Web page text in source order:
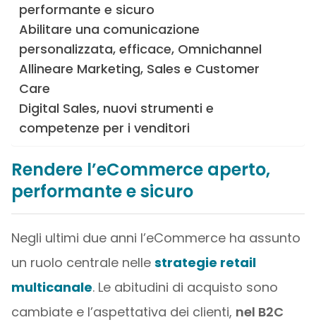
performante e sicuro
Abilitare una comunicazione
personalizzata, efficace, Omnichannel
Allineare Marketing, Sales e Customer
Care
Digital Sales, nuovi strumenti e
competenze per i venditori
Rendere l’eCommerce aperto,
performante e sicuro
Negli ultimi due anni l’eCommerce ha assunto
un ruolo centrale nelle strategie retail
multicanale. Le abitudini di acquisto sono
cambiate e l’aspettativa dei clienti, nel B2C